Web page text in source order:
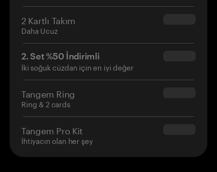
2 Kartlı Takım
Daha Ucuz
$54.90
2. Set %50 İndirimli
İki soğuk cüzdan için en iyi değer
$34.95
Tangem Ring
Ring & 2 cards
$160.00
Tangem Pro Kit
İhtiyacın olan her şey
$180.00